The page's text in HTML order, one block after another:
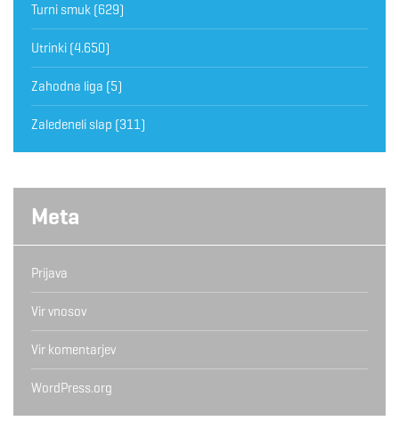
Turni smuk (629)
Utrinki (4.650)
Zahodna liga (5)
Zaledeneli slap (311)
Meta
Prijava
Vir vnosov
Vir komentarjev
WordPress.org